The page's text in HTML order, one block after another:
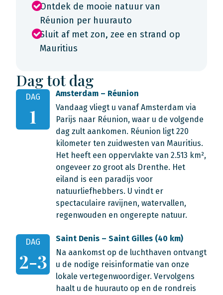
Ontdek de mooie natuur van
Réunion per huurauto
Sluit af met zon, zee en strand op
Mauritius
Dag tot dag
DAG
1
Amsterdam – Réunion
Vandaag vliegt u vanaf Amsterdam via
Parijs naar Réunion, waar u de volgende
dag zult aankomen. Réunion ligt 220
kilometer ten zuidwesten van Mauritius.
Het heeft een oppervlakte van 2.513 km²,
ongeveer zo groot als Drenthe. Het
eiland is een paradijs voor
natuurliefhebbers. U vindt er
spectaculaire ravijnen, watervallen,
regenwouden en ongerepte natuur.
DAG
2-3
Saint Denis – Saint Gilles (40 km)
Na aankomst op de luchthaven ontvangt
u de nodige reisinformatie van onze
lokale vertegenwoordiger. Vervolgens
haalt u de huurauto op en de rondreis